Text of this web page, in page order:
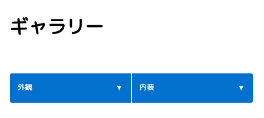
ギャラリー
外観 内装